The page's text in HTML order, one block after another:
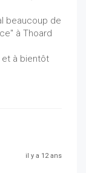
beaucoup de
à Thoard
et à bientôt
il y a 12 ans